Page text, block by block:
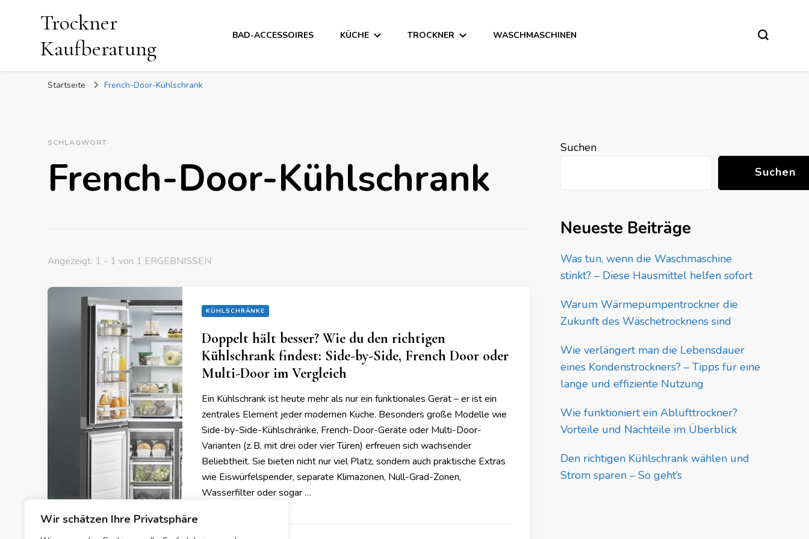
Wir schätzen Ihre Privatsphäre
Trockner
Kaufberatung
BAD-ACCESSOIRES KÜCHE TROCKNER WASCHMASCHINEN
Startseite French-Door-Kühlschrank
SCHLAGWORT
French-Door-Kühlschrank
Angezeigt: 1 - 1 von 1 ERGEBNISSEN
KÜHLSCHRÄNKE
Doppelt hält besser? Wie du den richtigen
Kühlschrank findest: Side-by-Side, French Door oder
Multi-Door im Vergleich
Ein Kühlschrank ist heute mehr als nur ein funktionales Gerät – er ist ein
zentrales Element jeder modernen Küche. Besonders große Modelle wie
Side-by-Side-Kühlschränke, French-Door-Geräte oder Multi-Door-
Varianten (z. B. mit drei oder vier Türen) erfreuen sich wachsender
Beliebtheit. Sie bieten nicht nur viel Platz, sondern auch praktische Extras
wie Eiswürfelspender, separate Klimazonen, Null-Grad-Zonen,
Wasserfilter oder sogar …
Suchen
Suchen
Neueste Beiträge
Was tun, wenn die Waschmaschine
stinkt? – Diese Hausmittel helfen sofort
Warum Wärmepumpentrockner die
Zukunft des Wäschetrocknens sind
Wie verlängert man die Lebensdauer
eines Kondenstrockners? – Tipps für eine
lange und effiziente Nutzung
Wie funktioniert ein Ablufttrockner?
Vorteile und Nachteile im Überblick
Den richtigen Kühlschrank wählen und
Strom sparen – So geht’s